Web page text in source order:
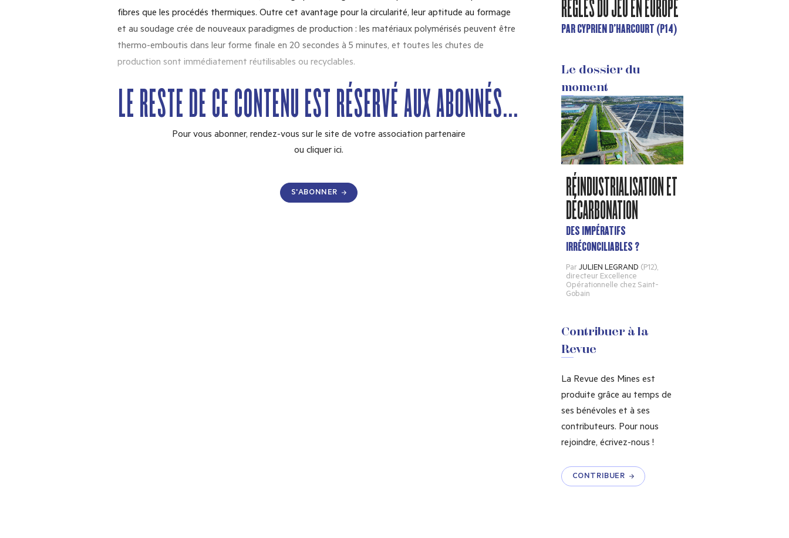
fibres que les procédés thermiques. Outre cet avantage pour la circularité, leur aptitude au formage
et au soudage crée de nouveaux paradigmes de production : les matériaux polymérisés peuvent être
thermo-emboutis dans leur forme finale en 20 secondes à 5 minutes, et toutes les chutes de
production sont immédiatement réutilisables ou recyclables.
LE RESTE DE CE CONTENU EST RÉSERVÉ AUX ABONNÉS...
Pour vous abonner, rendez-vous sur le site de votre association partenaire
ou cliquer ici.
S'ABONNER
RÈGLES DU JEU EN EUROPE
PAR CYPRIEN D'HARCOURT (P14)
Le dossier du
moment
RÉINDUSTRIALISATION ET
DÉCARBONATION
DES IMPÉRATIFS
IRRÉCONCILIABLES ?
Par JULIEN LEGRAND (P12),
directeur Excellence
Opérationnelle chez Saint-
Gobain
Contribuer à la
Revue
La Revue des Mines est
produite grâce au temps de
ses bénévoles et à ses
contributeurs. Pour nous
rejoindre, écrivez-nous !
CONTRIBUER